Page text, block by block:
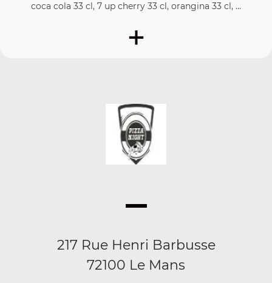
coca cola 33 cl, 7 up cherry 33 cl, orangina 33 cl, ...
+
217 Rue Henri Barbusse
72100 Le Mans